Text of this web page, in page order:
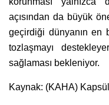
açısından da büyük
geçirdiği dünyanın en
tozlaşmayı
sağlaması bekleniyor.
Kaynak: (KAHA)